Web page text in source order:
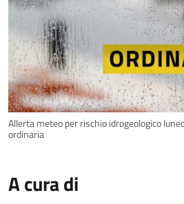
Allerta meteo per rischio idrogeologico
ordinaria
A cura di